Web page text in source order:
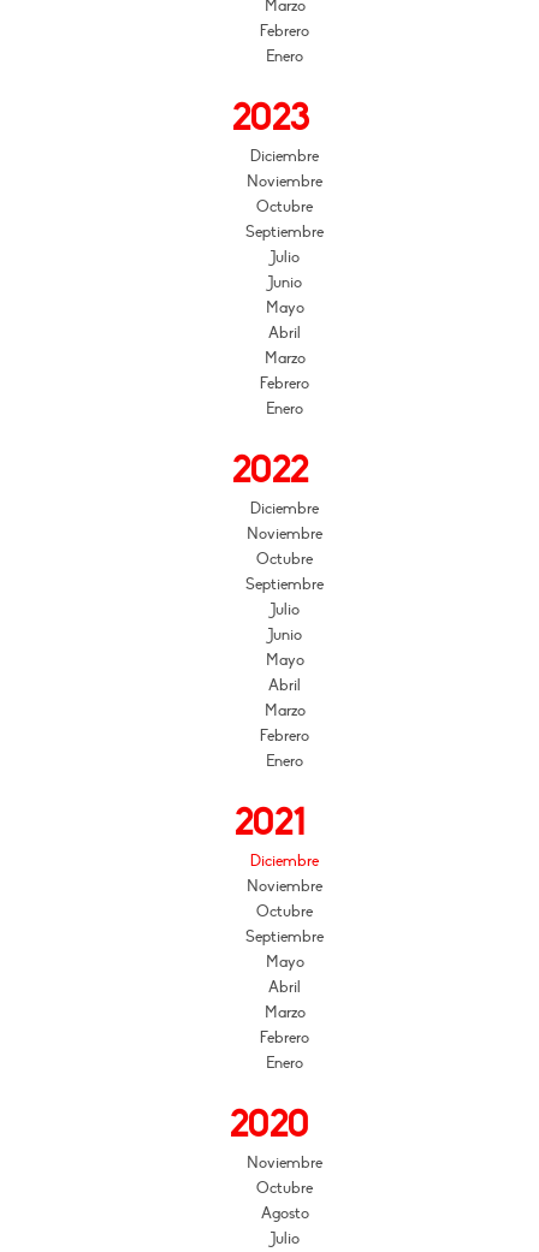
Marzo
Febrero
Enero
2023
Diciembre
Noviembre
Octubre
Septiembre
Julio
Junio
Mayo
Abril
Marzo
Febrero
Enero
2022
Diciembre
Noviembre
Octubre
Septiembre
Julio
Junio
Mayo
Abril
Marzo
Febrero
Enero
2021
Diciembre
Noviembre
Octubre
Septiembre
Mayo
Abril
Marzo
Febrero
Enero
2020
Noviembre
Octubre
Agosto
Julio